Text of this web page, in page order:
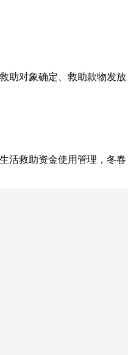
助对象确定、救助款物发放
活救助资金使用管理，冬春